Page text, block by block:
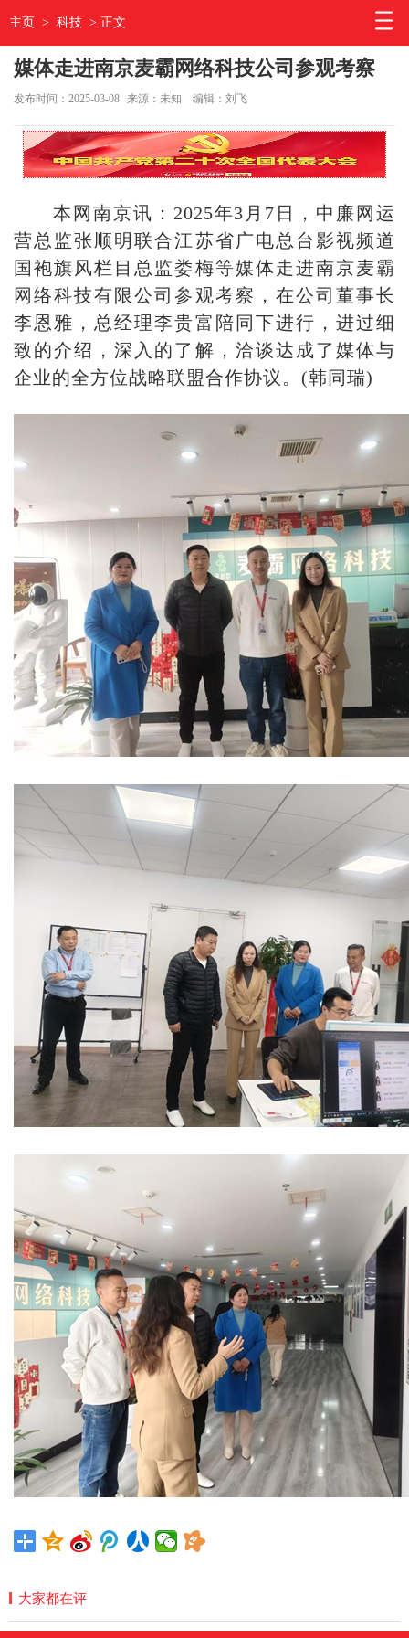
主页 > 科技 > 正文
媒体走进南京麦霸网络科技公司参观考察
发布时间：2025-03-08 来源：未知 编辑：刘飞
本网南京讯：2025年3月7日，中廉网运
营总监张顺明联合江苏省广电总台影视频道
国袍旗风栏目总监娄梅等媒体走进南京麦霸
网络科技有限公司参观考察，在公司董事长
李恩雅，总经理李贵富陪同下进行，进过细
致的介绍，深入的了解，洽谈达成了媒体与
企业的全方位战略联盟合作协议。(韩同瑞)
大家都在评